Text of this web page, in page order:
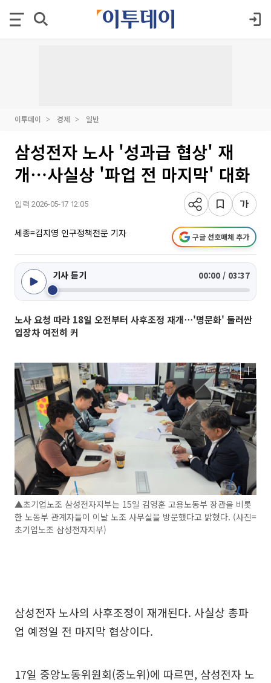
이투데이 경제 일반
삼성전자 노사 '성과급 협상' 재
개⋯사실상 '파업 전 마지막' 대화
입력 2026-05-17 12:05
세종=김지영 인구정책전문 기자 구글 선호매체 추가
기사 듣기 00:00 / 03:37
노사 요청 따라 18일 오전부터 사후조정 재개⋯'명문화' 둘러싼
입장차 여전히 커
▲초기업노조 삼성전자지부는 15일 김영훈 고용노동부 장관을 비롯
한 노동부 관계자들이 이날 노조 사무실을 방문했다고 밝혔다. (사진=
초기업노조 삼성전자지부)
삼성전자 노사의 사후조정이 재개된다. 사실상 총파
업 예정일 전 마지막 협상이다.
17일 중앙노동위원회(중노위)에 따르면, 삼성전자 노